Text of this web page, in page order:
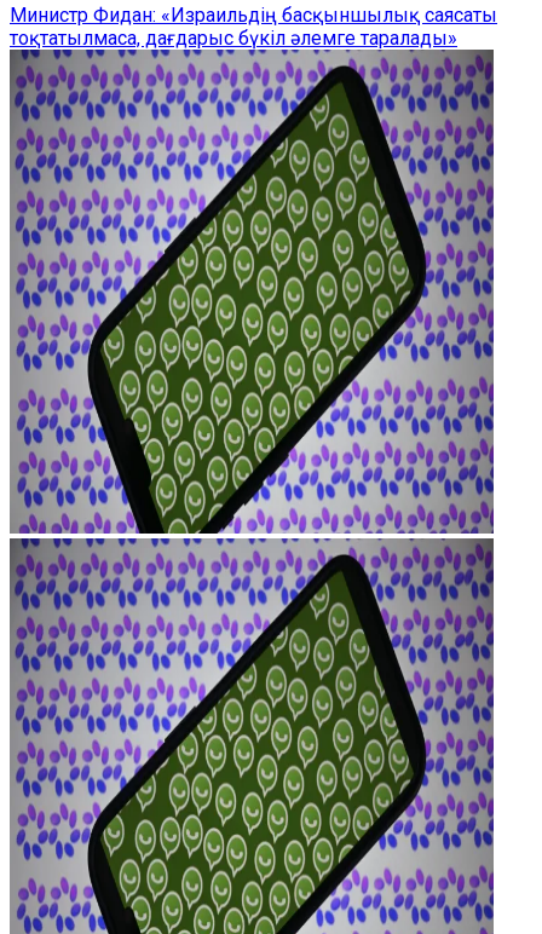
Министр Фидан: «Израильдің басқыншылық саясаты
тоқтатылмаса, дағдарыс бүкіл әлемге таралады»